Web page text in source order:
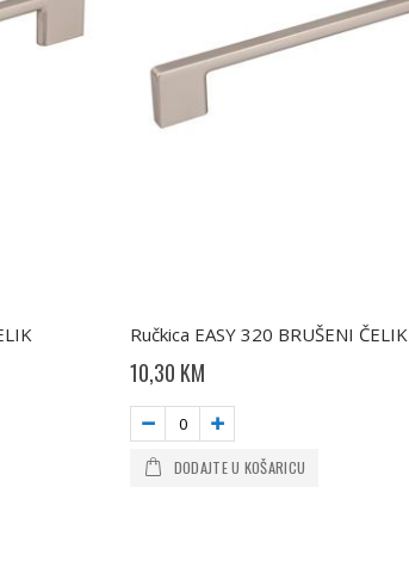
Ručkica EASY 320 BRUŠENI ČELIK
10,30 KM
DODAJTE U KOŠARICU